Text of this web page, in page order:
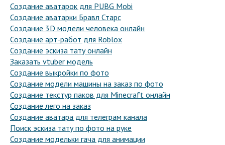
Создание аватарок для PUBG Mobi
Создание аватарки Бравл Старс
Создание 3D модели человека онлайн
Создание арт-работ для Roblox
Создание эскиза тату онлайн
Заказать vtuber модель
Создание выкройки по фото
Создание модели машины на заказ по фото
Создание текстур паков для Minecraft онлайн
Создание лего на заказ
Создание аватара для телеграм канала
Поиск эскиза тату по фото на руке
Создание модельки гача для анимации